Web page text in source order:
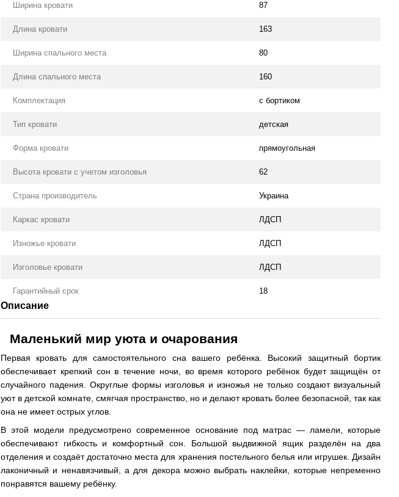
Ширина кровати 87
Длина кровати 163
Ширина спального места 80
Длина спального места 160
Комплектация с бортиком
Тип кровати детская
Форма кровати прямоугольная
Высота кровати с учетом изголовья 62
Страна производитель Украина
Каркас кровати ЛДСП
Изножье кровати ЛДСП
Изголовье кровати ЛДСП
Гарантийный срок 18
Описание
Маленький мир уюта и очарования
Первая кровать для самостоятельного сна вашего ребёнка. Высокий защитный бортик
обеспечивает крепкий сон в течение ночи, во время которого ребёнок будет защищён от
случайного падения. Округлые формы изголовья и изножья не только создают визуальный
уют в детской комнате, смягчая пространство, но и делают кровать более безопасной, так как
она не имеет острых углов.
В этой модели предусмотрено современное основание под матрас — ламели, которые
обеспечивают гибкость и комфортный сон. Большой выдвижной ящик разделён на два
отделения и создаёт достаточно места для хранения постельного белья или игрушек. Дизайн
лаконичный и ненавязчивый, а для декора можно выбрать наклейки, которые непременно
понравятся вашему ребёнку.